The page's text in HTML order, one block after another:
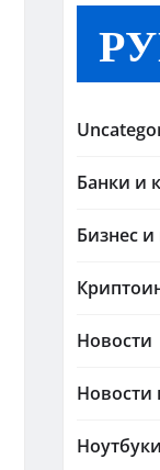
Банки и
Бизнес
Новости
Новости